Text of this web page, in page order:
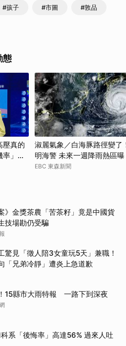
#孩子 #市圖 #敦品
態
壓真的
」這
淑麗氣象／白海豚路徑變了
明海警 未來一週降雨熱區曝
EBC 東森新聞
》金獎茶農「苦茶籽」竟是中國貨
技場勘仍受騙
驚見「徵人陪3女童玩5天」兼職！
「兄弟冷靜」遭炎上急道歉
15縣市大雨特報 一路下到深夜
系「後悔率」高達56% 過來人吐